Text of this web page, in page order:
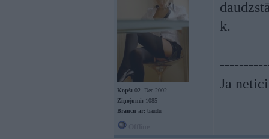
Kopš: 02. Dec 2002
Ziņojumi: 1085
Braucu ar: baudu
k.
Ja